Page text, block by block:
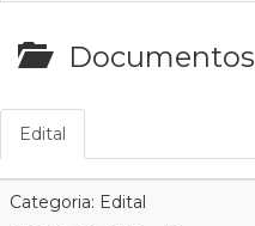
Documentos
Edital
Categoria: Edital